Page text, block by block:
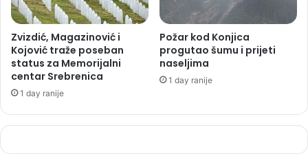
Zvizdić, Magazinović i
Kojović traže poseban
status za Memorijalni
centar Srebrenica
1 day ranije
Požar kod Konjica
progutao šumu i prijeti
naseljima
1 day ranije